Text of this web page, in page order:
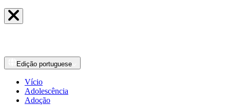
Edição portuguese
Vício
Adolescência
Adoção